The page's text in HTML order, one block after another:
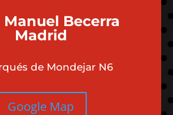
Manuel Becerra
Madrid
de Mondejar N6
Google Map